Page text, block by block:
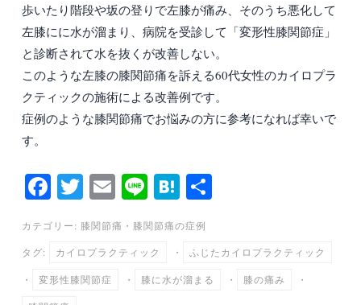
歩いたり階段や坂の登りで左膝が痛み、そのうち悪化して
左膝にに水が溜まり、病院を受診して「変形性膝関節症」
と診断されて水を抜くが改善しない。
このような左膝の膝関節痛を訴える60代女性のカイロプラ
クティックの施術による改善例です。
症例のような膝関節痛でお悩みの方に参考になれば幸いで
す。
Fa
ce
bo
ok
T
wi
tte
r
E
m
ail
Li
ne
H
at
en
a
カテゴリー: 膝関節痛 ・ 膝関節痛の症例
タグ: カイロプラクティック ・ ふじたカイロプラクティック
・ 変形性膝関節症 ・ 膝に水が溜まる ・ 膝の痛み ・